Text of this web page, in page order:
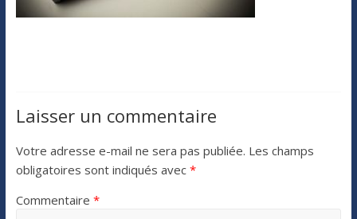
Laisser un commentaire
Votre adresse e-mail ne sera pas publiée. Les champs
obligatoires sont indiqués avec *
Commentaire *